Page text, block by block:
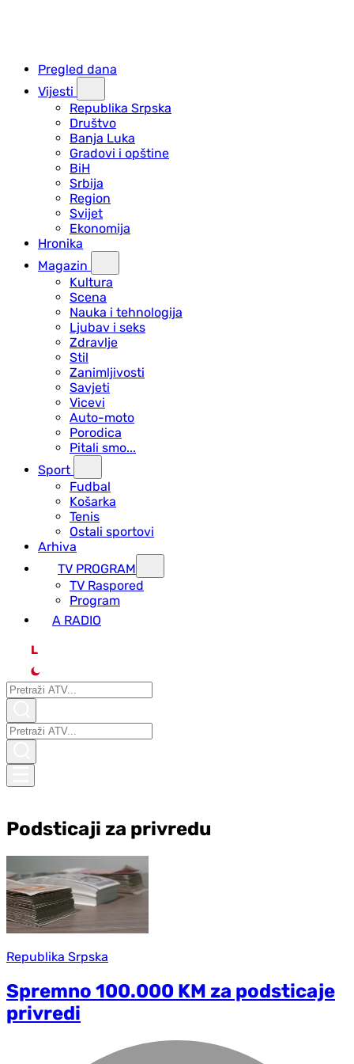
Pregled dana
Vijesti
Republika Srpska
Društvo
Banja Luka
Gradovi i opštine
BiH
Srbija
Region
Svijet
Ekonomija
Hronika
Magazin
Kultura
Scena
Nauka i tehnologija
Ljubav i seks
Zdravlje
Stil
Zanimljivosti
Savjeti
Vicevi
Auto-moto
Porodica
Pitali smo...
Sport
Fudbal
Košarka
Tenis
Ostali sportovi
Arhiva
TV PROGRAM
ТV Raspored
Program
A RADIO
L
Podsticaji za privredu
Republika Srpska
Spremno 100.000 KM za podsticaje
privredi